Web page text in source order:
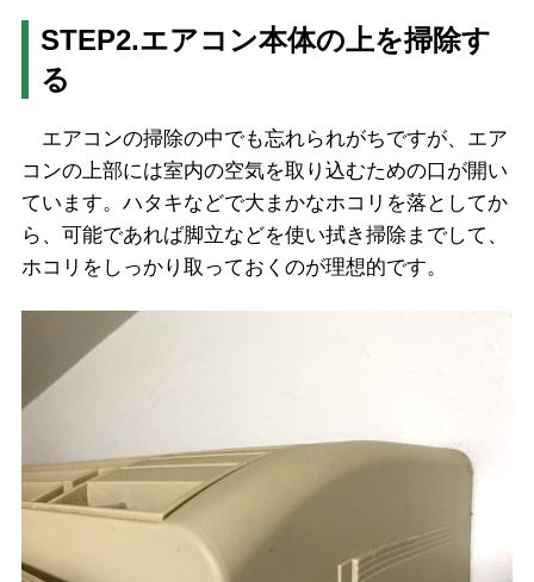
STEP2.エアコン本体の上を掃除す
る
エアコンの掃除の中でも忘れられがちですが、エア
コンの上部には室内の空気を取り込むための口が開い
ています。ハタキなどで大まかなホコリを落としてか
ら、可能であれば脚立などを使い拭き掃除までして、
ホコリをしっかり取っておくのが理想的です。